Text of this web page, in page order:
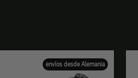
envíos desde Alemania